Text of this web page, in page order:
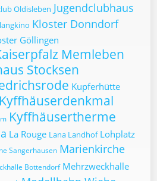
Oldisleben Jugendclubhaus
Kloster Donndorf
Göllingen
Memleben
Stocksen
Kupferhütte
Kyffhäuserdenkmal
Kyffhäusertherme
La Rouge Lana Landhof Lohplatz
Sangerhausen Marienkirche
Bottendorf Mehrzweckhalle